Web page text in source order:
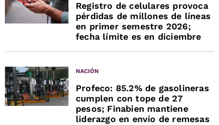
Registro de celulares provoca
pérdidas de millones de líneas
en primer semestre 2026;
fecha límite es en diciembre
NACIÓN
Profeco: 85.2% de gasolineras
cumplen con tope de 27
pesos; Finabien mantiene
liderazgo en envío de remesas